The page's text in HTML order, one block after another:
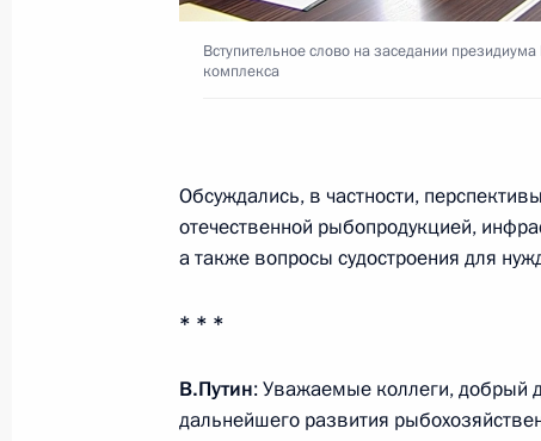
Встреча с Президентом Сирии
20 октября 2015 года, вторник
Вступительное слово на заседании
комплекса
Обсуждались, в частности,
отечественной рыбопродукцией,
а также вопросы судостроения для
* * *
В.Путин: Уважаемые коллеги, добрый
дальнейшего развития